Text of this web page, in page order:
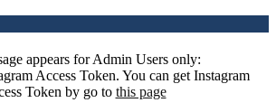
appears for Admin Users only:
Access Token. You can get Instagram
Token by go to this page